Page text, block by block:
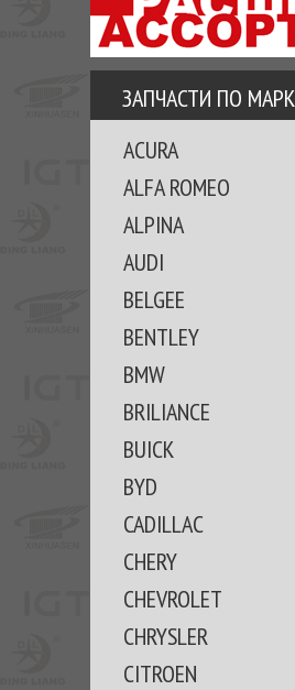
ЗАПЧАСТИ ПО
ACURA
ALFA ROMEO
ALPINA
AUDI
BELGEE
BENTLEY
BMW
BRILIANCE
BUICK
BYD
CADILLAC
CHERY
CHEVROLET
CHRYSLER
CITROEN